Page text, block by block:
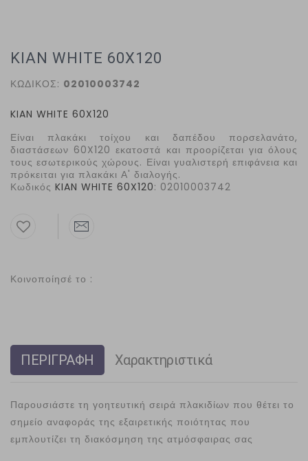
KIAN WHITE 60X120
ΚΩΔΙΚΟΣ: 02010003742
KIAN WHITE 60X120
Είναι πλακάκι τοίχου και δαπέδου πορσελανάτο,
διαστάσεων 60X120 εκατοστά και προορίζεται για όλους
τους εσωτερικούς χώρους. Είναι γυαλιστερή επιφάνεια και
πρόκειται για πλακάκι Α' διαλογής.
Κωδικός KIAN WHITE 60X120: 02010003742
Κοινοποίησέ το :
ΠΕΡΙΓΡΑΦΗ Χαρακτηριστικά
Παρουσιάστε τη γοητευτική σειρά πλακιδίων που θέτει το
σημείο αναφοράς της εξαιρετικής ποιότητας που
εμπλουτίζει τη διακόσμηση της ατμόσφαιρας σας